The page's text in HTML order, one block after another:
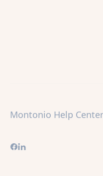
Montonio Help Center